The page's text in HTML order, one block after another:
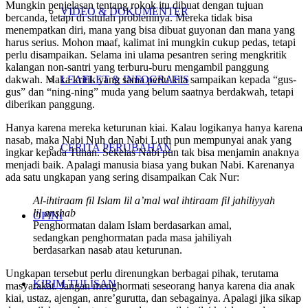
VIDEO & DOKUMENTER
LEAFLET & INFOGRAFIS
CERITA PERUBAHAN
OPINI
KIRIM TULISAN
Mungkin penjelasan tentang rokok itu dibuat dengan tujuan
bercanda, tetapi di situlah problemnya. Mereka tidak bisa
menempatkan diri, mana yang bisa dibuat guyonan dan mana yang
harus serius. Mohon maaf, kalimat ini mungkin cukup pedas, tetapi
perlu disampaikan. Selama ini ulama pesantren sering mengkritik
kalangan non-santri yang terburu-buru mengambil panggung
dakwah. Maka kritik yang sama perlu kita sampaikan kepada “gus-
gus” dan “ning-ning” muda yang belum saatnya berdakwah, tetapi
diberikan panggung.
Hanya karena mereka keturunan kiai. Kalau logikanya hanya karena
nasab, maka Nabi Nuh dan Nabi Luth pun mempunyai anak yang
ingkar kepada Tuhan. Sekelas Nabi pun tak bisa menjamin anaknya
menjadi baik. Apalagi manusia biasa yang bukan Nabi. Karenanya
ada satu ungkapan yang sering disampaikan Cak Nur:
Al-ihtiraam fil Islam lil a’mal wal ihtiraam fil jahiliyyah
lil anshab
Penghormatan dalam Islam berdasarkan amal,
sedangkan penghormatan pada masa jahiliyah
berdasarkan nasab atau keturunan.
Ungkapan tersebut perlu direnungkan berbagai pihak, terutama
masyarakat. Jangan menghormati seseorang hanya karena dia anak
kiai, ustaz, ajengan, anre’gurutta, dan sebagainya. Apalagi jika sikap